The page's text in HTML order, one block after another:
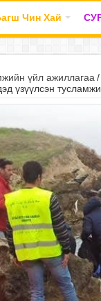
Чин Хай
үйл ажиллагаа /
үзүүлсэн